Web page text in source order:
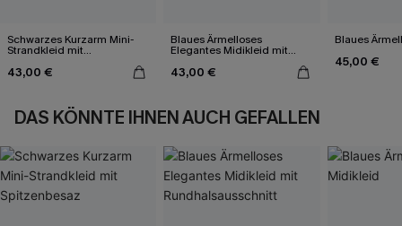
Schwarzes Kurzarm Mini-
Strandkleid mit
43,00 €
Blaues Ärmelloses
Elegantes Midikleid mit
43,00 €
Blaues
45,00 €
DAS KÖNNTE IHNEN AUCH GEFALLEN